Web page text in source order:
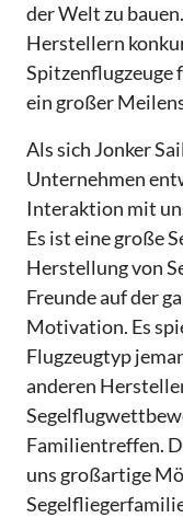
der Welt zu
Herstellern
Spitzenflugzeuge
ein großer
Als sich Jonker
Unternehmen
Interaktion mit
Es ist eine große
Herstellung von
Freunde auf der
Motivation. Es
Flugzeugtyp
anderen
Familientreffen.
uns großartige